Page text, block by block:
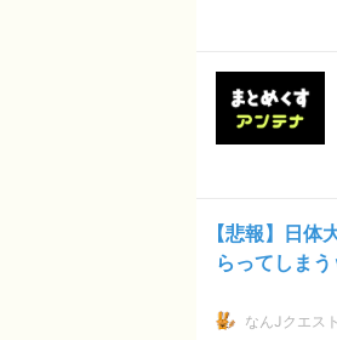
【悲報】日
らってしま
なんJクエスト